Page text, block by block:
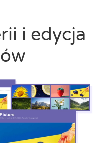
i edycja